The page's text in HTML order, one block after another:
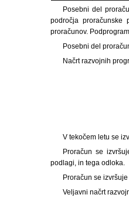
Posebni del
področja proračunske
proračunov.
Posebni del
Načrt razvojnih
V tekočem letu se
Proračun se
podlagi, in tega odloka.
Proračun se
Veljavni načrt